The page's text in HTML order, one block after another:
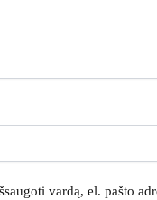
vardą, el. pašto